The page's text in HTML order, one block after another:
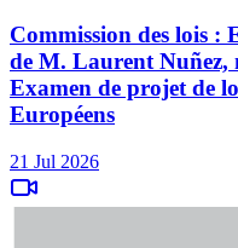
Commission des lois :
de M. Laurent Nuñez,
Examen de projet de
Européens
21 Jul 2026